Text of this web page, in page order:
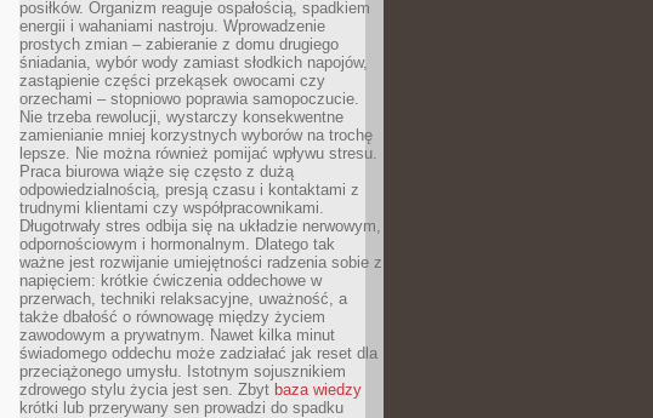
posiłków. Organizm reaguje ospałością, spadkiem
energii i wahaniami nastroju. Wprowadzenie
prostych zmian – zabieranie z domu drugiego
śniadania, wybór wody zamiast słodkich napojów,
zastąpienie części przekąsek owocami czy
orzechami – stopniowo poprawia samopoczucie.
Nie trzeba rewolucji, wystarczy konsekwentne
zamienianie mniej korzystnych wyborów na trochę
lepsze. Nie można również pomijać wpływu stresu.
Praca biurowa wiąże się często z dużą
odpowiedzialnością, presją czasu i kontaktami z
trudnymi klientami czy współpracownikami.
Długotrwały stres odbija się na układzie nerwowym,
odpornościowym i hormonalnym. Dlatego tak
ważne jest rozwijanie umiejętności radzenia sobie z
napięciem: krótkie ćwiczenia oddechowe w
przerwach, techniki relaksacyjne, uważność, a
także dbałość o równowagę między życiem
zawodowym a prywatnym. Nawet kilka minut
świadomego oddechu może zadziałać jak reset dla
przeciążonego umysłu. Istotnym sojusznikiem
zdrowego stylu życia jest sen. Zbyt baza wiedzy
krótki lub przerywany sen prowadzi do spadku